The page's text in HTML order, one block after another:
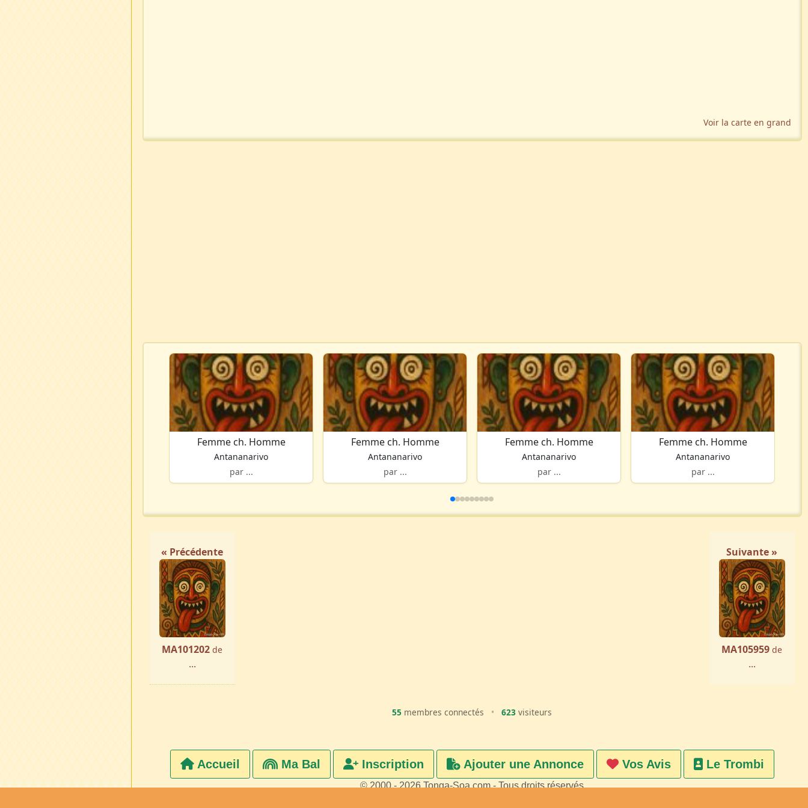
Voir la carte en grand
Femme ch. Homme
Antananarivo
par ...
Femme ch. Homme
Antananarivo
par ...
Femme ch. Homme
Antananarivo
par ...
Femme ch. Homme
Antananarivo
par ...
« Précédente
MA101202 de
...
Suivante »
MA105959 de
...
55 membres connectés • 623 visiteurs
Accueil Ma Bal Inscription Ajouter une Annonce Vos Avis Le Trombi
© 2000 - 2026 Tonga-Soa.com - Tous droits réservés